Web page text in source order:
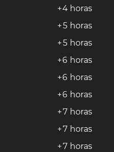
+4 horas
+5 horas
+5 horas
+6 horas
+6 horas
+6 horas
+7 horas
+7 horas
+7 horas